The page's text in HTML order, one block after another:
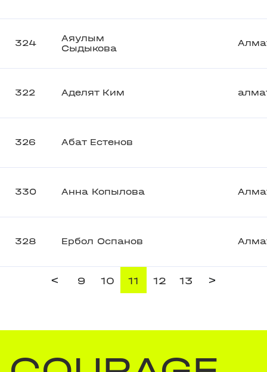
324
Аяулым
Сыдыкова
322 Аделят Ким
326 Абат Естенов
330 Анна Копылова
328 Ербол Оспанов
< 9 10 11 12 13 >